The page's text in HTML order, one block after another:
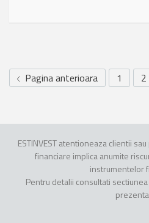
Pagina anterioara 1 2
ESTINVEST atentioneaza clientii
financiare implica anumite
instrumentelor
Pentru detalii consultati